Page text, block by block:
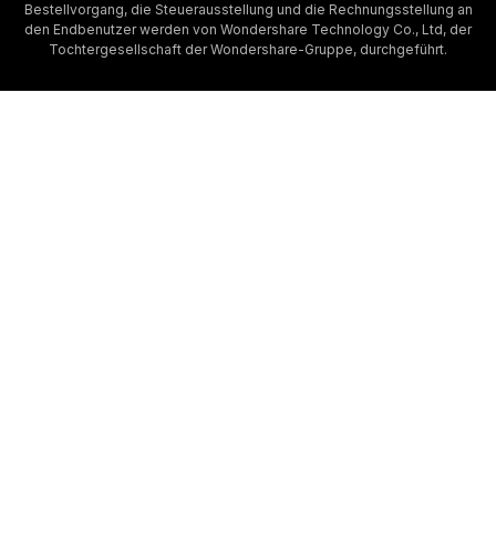
Bestellvorgang, die Steuerausstellung und die Rechnungsstellung an
den Endbenutzer werden von Wondershare Technology Co., Ltd, der
Tochtergesellschaft der Wondershare-Gruppe, durchgeführt.